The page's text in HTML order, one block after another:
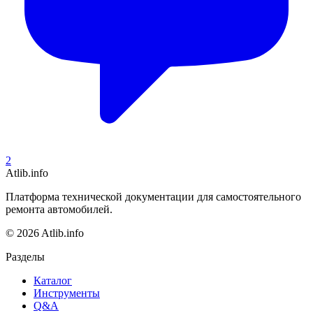
2
Atlib.info
Платформа технической документации для самостоятельного
ремонта автомобилей.
© 2026 Atlib.info
Разделы
Каталог
Инструменты
Q&A